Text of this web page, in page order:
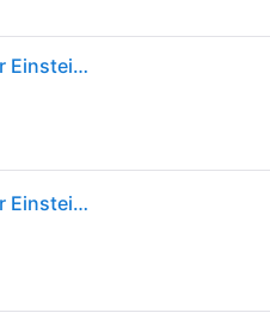
ABUS Rennradhelm Macator - sportiver Fahrradhelm für Einsteiger - auch für Zopfträger/-innen - für Damen und Herren - Rot, Größe S
ABUS Rennradhelm Macator - sportiver Fahrradhelm für Einsteiger - auch für Zopfträger/-innen - für Damen und Herren - Rot, Größe L (58-62 cm)